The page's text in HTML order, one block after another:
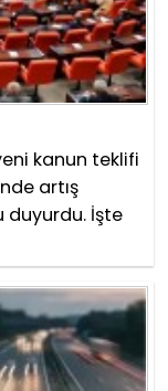
kanun teklifi
artış
duyurdu. İşte